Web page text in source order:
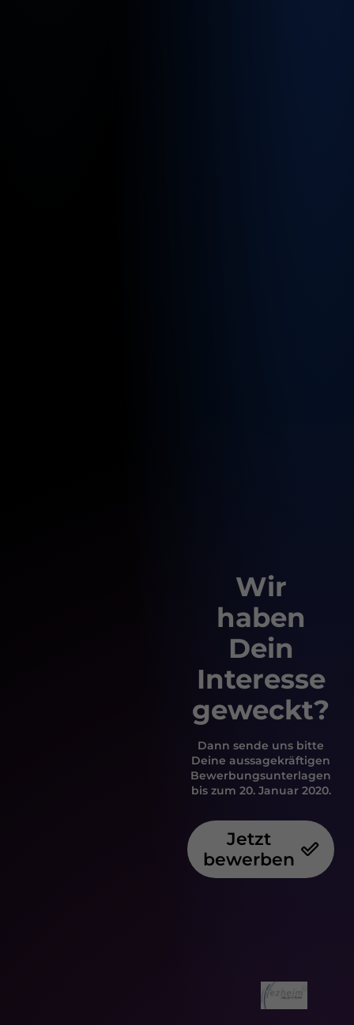
Wir
haben
Dein
Interesse
geweckt?
Dann sende uns bitte
Deine aussagekräftigen
Bewerbungsunterlagen
bis zum 20. Januar 2020.
Jetzt
bewerben